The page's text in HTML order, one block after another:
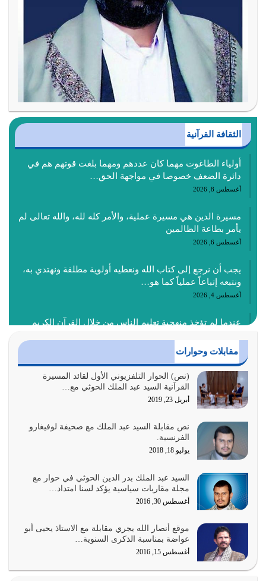
الثقافة القرآنية
أولياء الطاغوت مهما كان عددهم ومهما بلغت قوتهم هم في
دائرة الضعف خصوصا في مواجهة الحق…
أغسطس 8, 2026
مسيرة الدين هي مسيرة عملية، والأمر كله لله، والله تعالى لم
يأمر بطاعة الظالمين
أغسطس 6, 2026
يجب أن نرجع إلى كتاب الله ونعطيه أولوية مطلقة ونهتدي به،
ونتبعه إتباعاً عملياً كما هو…
أغسطس 4, 2026
عندما لم تؤخذ منهجية تعليم الناس من خلال القرآن الكريم
أغسطس 3, 2026
الغاية من الصلاة هو ذكر الله (أقم الصلاة لذكري) إضافة إلى
{وَأَعِدُّوا لَهُمْ مَا…
أغسطس 2, 2026
السبب الرئيسي لشقاء الأمة الابتعاد عن كتاب الله والتعدي
لحدود الله بالإضافات للدين
أغسطس 1, 2026
أبرز أسباب الشقاء هو الإعراض عن ذكر الله وعن هدى الله
المتمثل في القرآن الكريم
يوليو 31, 2026
أولياء الشيطان كلما كانوا أكثر ولاءً وطاعة للشيطان كلما كانوا
أكثر ضعفاً
يوليو 30, 2026
مقابلات وحوارات
(نص) الحوار التلفزيوني الأول لقائد المسيرة
القرآنية السيد عبد الملك الحوثي مع…
أبريل 23, 2019
نص مقابلة السيد عبد الملك مع صحيفة لوفيغارو
الفرنسية.
يوليو 18, 2018
السيد عبد الملك بدر الدين الحوثي في حوار مع
مجلة مقاربات سياسية يؤكد لسنا امتداد…
أغسطس 30, 2016
موقع أنصار الله يجري مقابلة مع الاستاذ يحيى أبو
عواضة بمناسبة الذكرى السنوية…
أغسطس 15, 2016